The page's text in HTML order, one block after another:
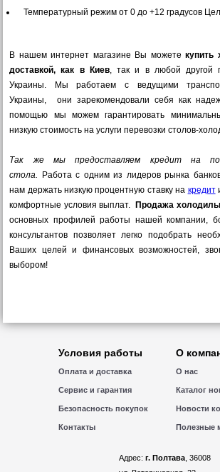
Температурный режим от 0 до +12 градусов
В нашем интернет магазине Вы можетекупить
доставкой, как в Киев, так и в любой другой
Украины. Мы работаем с ведущими
Украины, они зарекомендовали себя как
помощью мы можем гарантировать
низкую стоимость на услуги перевозки столов-
Так же мы предоставляем кредит на
стола. Работа с одним из лидеров рынка
нам держать низкую процентную ставку на кредит
комфортные условия выплат.
Продажа
основных профилей работы нашей компании,
консультантов позволяет легко подобрать
Ваших целей и финансовых возможностей,
выбором!
Условия работы
Оплата и доставка
Сервис и гарантия
Безопасность покупок
Контакты
О
О нас
Каталог
Новости
Полезные
Адрес: г. Полтава, 36008